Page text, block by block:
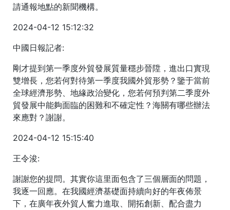
請通報地點的新聞機構。
2024-04-12 15:12:32
中國日報記者:
剛才提到第一季度外貿發展質量穩步晉陞，進出口實現
雙增長，您若何對待第一季度我國外貿形勢？鑒于當前
全球經濟形勢、地緣政治變化，您若何預判第二季度外
貿發展中能夠面臨的困難和不確定性？海關有哪些辦法
來應對？謝謝。
2024-04-12 15:15:40
王令浚:
謝謝您的提問。其實你這里面包含了三個層面的問題，
我逐一回應。在我國經濟基礎面持續向好的年夜佈景
下，在廣年夜外貿人奮力進取、開拓創新、配合盡力